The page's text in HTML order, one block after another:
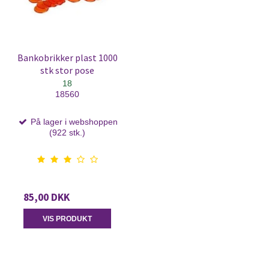
Bankobrikker plast 1000
stk stor pose
18
18560
På lager i webshoppen
(922 stk.)
85,00 DKK
VIS PRODUKT